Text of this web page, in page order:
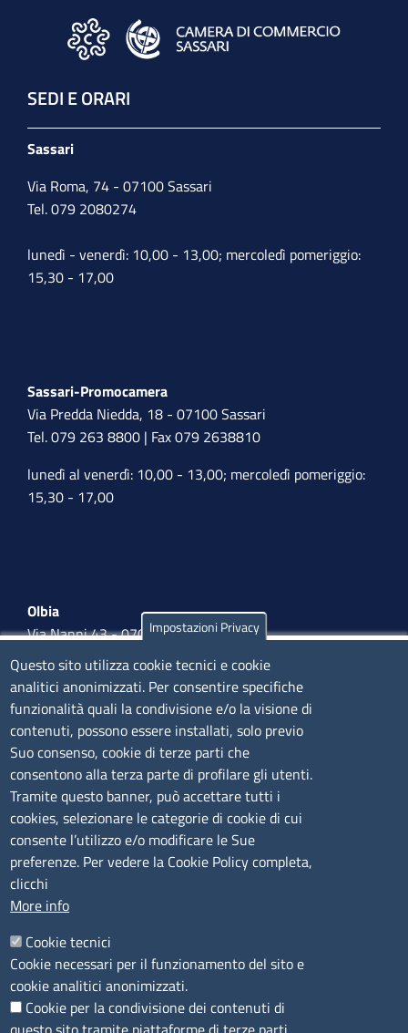
SEDI E ORARI
Sassari
Via Roma, 74 - 07100 Sassari
Tel. 079 2080274
lunedì - venerdì: 10,00 - 13,00; mercoledì pomeriggio:
15,30 - 17,00
Sassari-Promocamera
Via Predda Niedda, 18 - 07100 Sassari
Tel. 079 263 8800 | Fax 079 2638810
lunedì al venerdì: 10,00 - 13,00; mercoledì pomeriggio:
15,30 - 17,00
Olbia
Via Nanni 43 - 07026 Olbia
Tel. 0789 66122 | 0789 69580
mail: ufficio.olbia@ss.camcom.it
lunedì al venerdì: 9,00 - 12,00; lunedì pomeriggio: 16,00
- 17,00
CONTATTI
Camera di Commercio, Industria, Artigianato e
Agricoltura di Sassari
PEC
P.IVA01047570906
Codice Fiscale
Codice Univoco per le fatture elettroniche: UFPXFS
LINK UTILI
Impostazioni Privacy
Questo sito utilizza cookie tecnici e cookie
analitici anonimizzati. Per consentire specifiche
funzionalità quali la condivisione e/o la visione di
contenuti, possono essere installati, solo previo
Suo consenso, cookie di terze parti che
consentono alla terza parte di profilare gli utenti.
Tramite questo banner, può accettare tutti i
cookies, selezionare le categorie di cookie di cui
consente l’utilizzo e/o modificare le Sue
preferenze. Per vedere la Cookie Policy completa,
clicchi
More info
Cookie tecnici
Cookie necessari per il funzionamento del sito e
cookie analitici anonimizzati.
Cookie per la condivisione dei contenuti di